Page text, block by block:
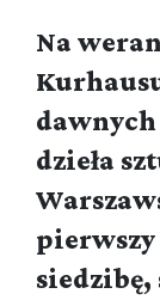
Na
dzieła
pierwszy
siedzibę,